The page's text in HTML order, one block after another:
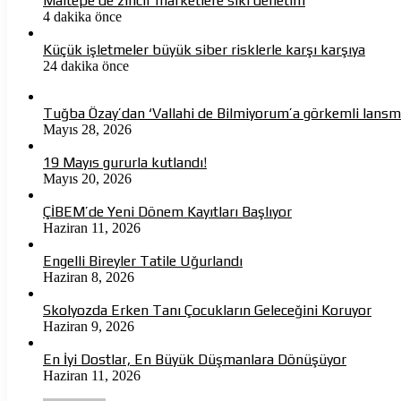
4 dakika önce
Küçük işletmeler büyük siber risklerle karşı karşıya
24 dakika önce
Tuğba Özay’dan ‘Vallahi de Bilmiyorum’a görkemli
Mayıs 28, 2026
19 Mayıs gururla kutlandı!
Mayıs 20, 2026
ÇİBEM’de Yeni Dönem Kayıtları Başlıyor
Haziran 11, 2026
Engelli Bireyler Tatile Uğurlandı
Haziran 8, 2026
Skolyozda Erken Tanı Çocukların Geleceğini Koruyor
Haziran 9, 2026
En İyi Dostlar, En Büyük Düşmanlara Dönüşüyor
Haziran 11, 2026